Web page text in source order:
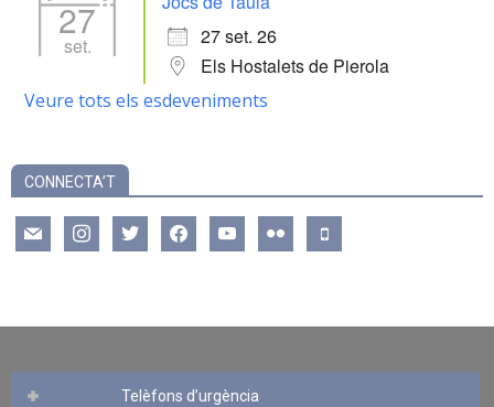
27
set.
27 set. 26
Els Hostalets de Pierola
Veure tots els esdeveniments
CONNECTA’T
mail instagramtwitter facebookyoutube flickr mobile
Telèfons d’urgència